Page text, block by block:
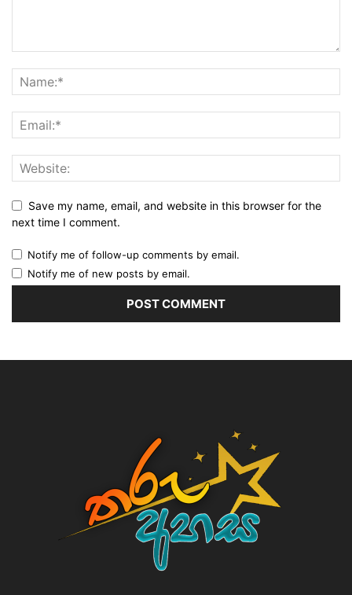
Save my name, email, and website in this browser for the
next time I comment.
Notify me of follow-up comments by email.
Notify me of new posts by email.